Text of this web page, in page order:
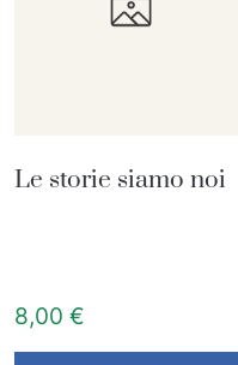
Le storie siamo noi
8,00 €